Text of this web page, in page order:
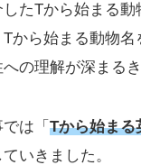
たTから始まる
Tから始まる動物
の理解が深まる
は「 Tから始まる
いきました。